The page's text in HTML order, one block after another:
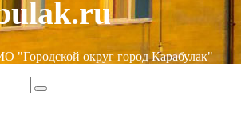
"Городской округ город Карабулак"